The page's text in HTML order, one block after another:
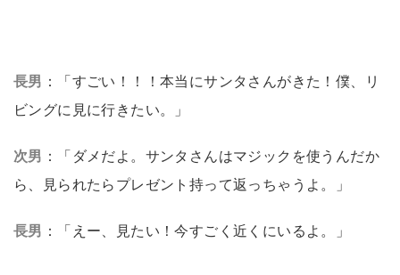
長男 ：「すごい！！！本当にサンタさんがきた！僕、リ
ビングに見に行きたい。」
次男 ：「ダメだよ。サンタさんはマジックを使うんだか
ら、見られたらプレゼント持って返っちゃうよ。」
長男 ：「えー、見たい！今すごく近くにいるよ。」